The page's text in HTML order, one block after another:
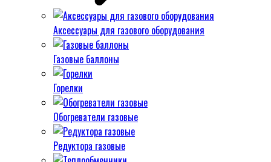
Аксессуары для газового оборудования
Газовые баллоны
Горелки
Обогреватели газовые
Редуктора газовые